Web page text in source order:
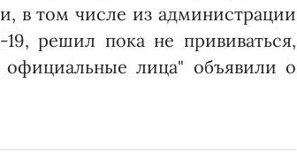
в том числе из администрации
решил пока не прививаться,
официальные лица" объявили о